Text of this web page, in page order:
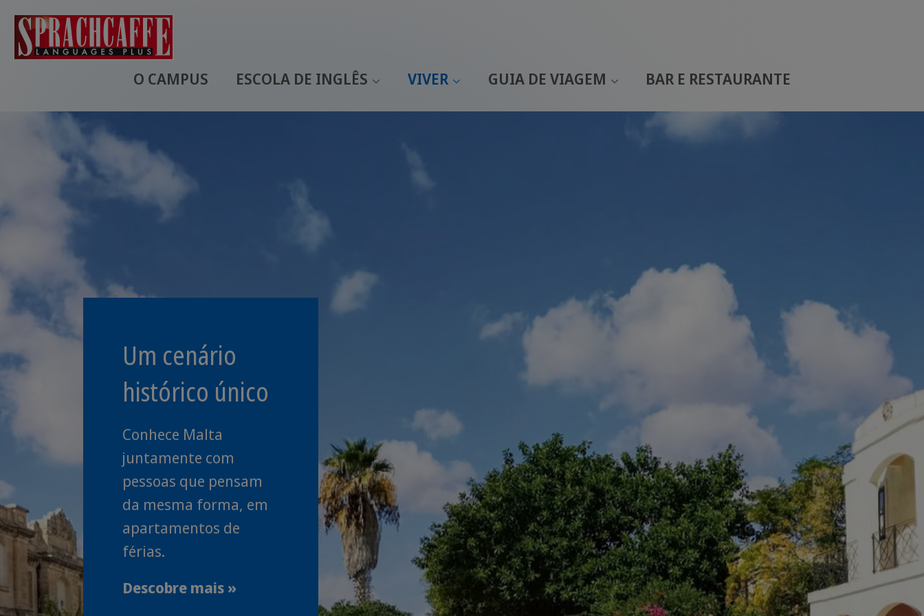
O CAMPUS ESCOLA DE INGLÊS VIVER GUIA DE VIAGEM BAR E RESTAURANTE
Um cenário
histórico único
Conhece Malta
juntamente com
pessoas que pensam
da mesma forma, em
apartamentos de
férias.
Descobre mais »